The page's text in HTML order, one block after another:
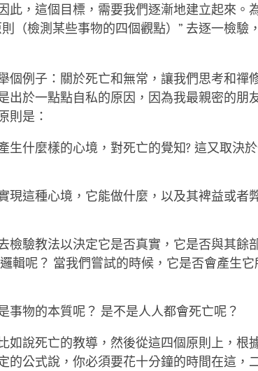
此，這個目標，需要我們逐漸地建立起來。
（檢測某些事物的四個觀點）” 去逐一檢驗
個例子：關於死亡和無常，讓我們思考和禪
出於一點點自私的原因，因為我最親密的朋
則是：
什麼樣的心境，對死亡的覺知? 這又取決
這種心境，它能做什麼，以及其裨益或者
驗教法以決定它是否真實，它是否與其餘
輯呢？ 當我們嘗試的時候，它是否會產生它
物的本質呢？ 是不是人人都會死亡呢？
如說死亡的教導，然後從這四個原則上，根
的公式說，你必須要花十分鐘的時間在這，